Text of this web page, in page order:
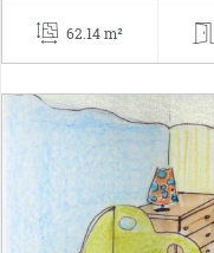
62.14 m²